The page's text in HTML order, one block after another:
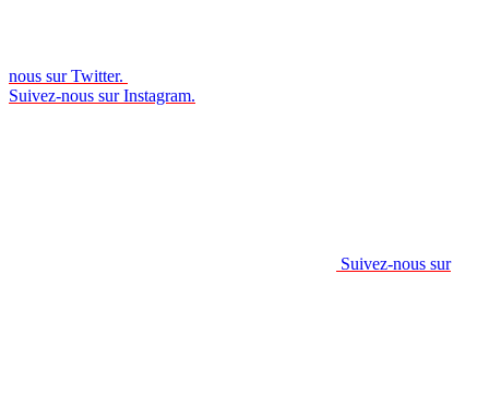
nous sur Twitter.
Suivez-nous sur Instagram.
Suivez-nous sur